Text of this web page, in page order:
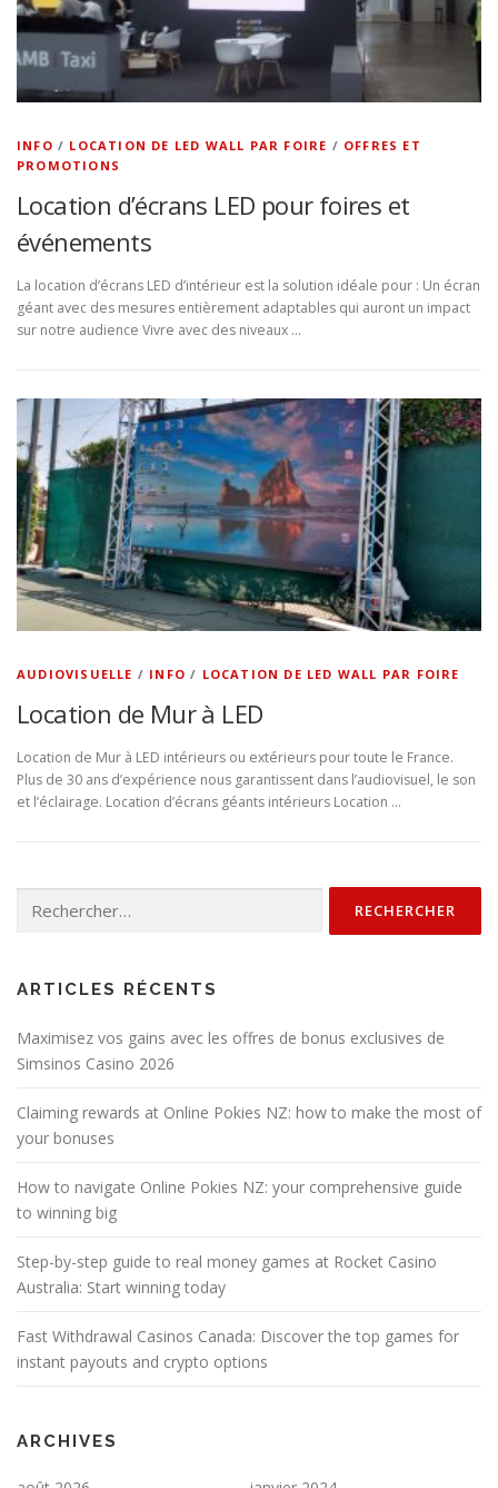
INFO / LOCATION DE LED WALL PAR FOIRE / OFFRES ET
PROMOTIONS
Location d’écrans LED pour foires et
événements
La location d’écrans LED d’intérieur est la solution idéale pour : Un écran
géant avec des mesures entièrement adaptables qui auront un impact
sur notre audience Vivre avec des niveaux …
AUDIOVISUELLE / INFO / LOCATION DE LED WALL PAR FOIRE
Location de Mur à LED
Location de Mur à LED intérieurs ou extérieurs pour toute le France.
Plus de 30 ans d’expérience nous garantissent dans l’audiovisuel, le son
et l’éclairage. Location d’écrans géants intérieurs Location …
ARTICLES RÉCENTS
Maximisez vos gains avec les offres de bonus exclusives de
Simsinos Casino 2026
Claiming rewards at Online Pokies NZ: how to make the most of
your bonuses
How to navigate Online Pokies NZ: your comprehensive guide
to winning big
Step-by-step guide to real money games at Rocket Casino
Australia: Start winning today
Fast Withdrawal Casinos Canada: Discover the top games for
instant payouts and crypto options
ARCHIVES